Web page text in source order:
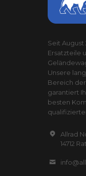
Seit August
Ersatzteile
Unsere
Bereich
garantiert
besten
Allrad
14712